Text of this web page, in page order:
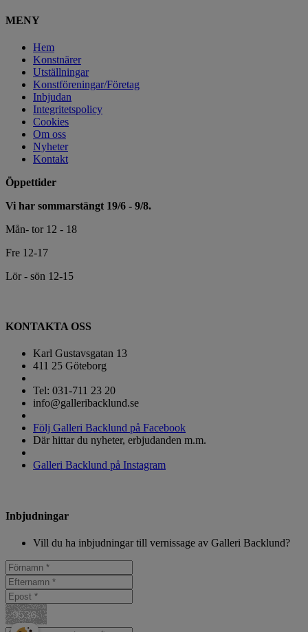
MENY
Hem
Konstnärer
Utställningar
Konstföreningar/Företag
Inbjudan
Integritetspolicy
Cookies
Om oss
Nyheter
Kontakt
Öppettider
Vi har sommarstängt 19/6 - 9/8.
Mån- tor 12 - 18
Fre 12-17
Lör - sön 12-15
KONTAKTA OSS
Karl Gustavsgatan 13
411 25 Göteborg
Tel: 031-711 23 20
info@galleribacklund.se
Följ Galleri Backlund på Facebook
Där hittar du nyheter, erbjudanden m.m.
Galleri Backlund på Instagram
Inbjudningar
Vill du ha inbjudningar till vernissage av Galleri Backlund?